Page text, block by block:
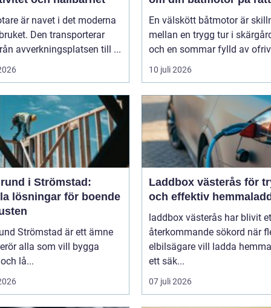
är navet i det moderna
Den transporterar
avverkningsplatsen till ...
En välskött båtmotor är
mellan en trygg tur i
och en sommar fylld av
10 juli 2026
i Strömstad:
lösningar för boende
Strömstad är ett ämne
alla som vill bygga
lå...
Laddbox västerås för
och effektiv
laddbox västerås har blivit
återkommande sökord när
elbilsägare vill ladda
ett säk...
07 juli 2026